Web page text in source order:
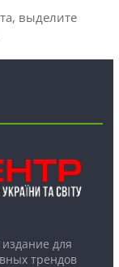
выделите
для
трендов